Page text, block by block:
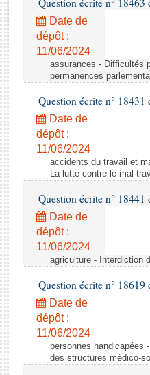
Rapports d'enquête
Rapports législatifs
Rapports sur l'application des
Baromètre de l’application
Budget et sécurité sociale
Questions écrites et orales
Comptes rendus des débats
Question écrite n°
Date de
dépôt :
11/06/2024
assurances - Difficultés
permanences
Question écrite n°
Date de
dépôt :
11/06/2024
accidents du travail et
La lutte contre le mal-
Question écrite n°
Date de
dépôt :
11/06/2024
agriculture - Interdiction
Question écrite n°
Date de
dépôt :
11/06/2024
personnes handicapées
des structures médico-